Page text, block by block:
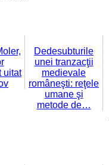
uitat
Dedesubturile
unei tranzacţii
medievale
româneşti: reţele
umane şi
metode de…